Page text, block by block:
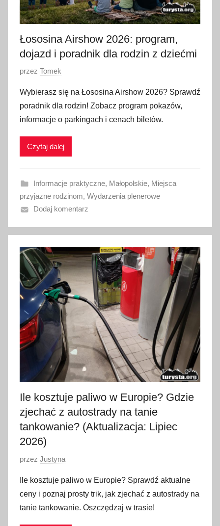
0
2
Łososina Airshow 2026: program,
dojazd i poradnik dla rodzin z dziećmi
O
u
b
l
i
a
n
o
9
l
p
c
a
0
2
6
przez Tomek
Wybierasz się na Łososina Airshow 2026? Sprawdź
poradnik dla rodzin! Zobacz program pokazów,
informacje o parkingach i cenach biletów.
Czytaj dalej
Informacje praktyczne, Małopolskie, Miejsca
przyjazne rodzinom, Wydarzenia plenerowe
Dodaj komentarz
Ile kosztuje paliwo w Europie? Gdzie
zjechać z autostrady na tanie
tankowanie? (Aktualizacja: Lipiec
2026)
O
u
b
l
i
przez Justyna
Ile kosztuje paliwo w Europie? Sprawdź aktualne
ceny i poznaj prosty trik, jak zjechać z autostrady na
tanie tankowanie. Oszczędzaj w trasie!